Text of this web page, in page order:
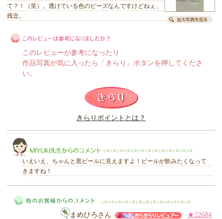
て？！（笑）。透けている色のビーズなんですけどねぇ、
残念。
このレビューは参考になりましたか？
このレビューが参考になったり
作品写真が気に入ったら「きらり」ボタンを押してくださ
い。
きらりポイントとは？
MIYUKI先生からのコメント
いえいえ、ちゃんと黒ビールに見えますよ！ビールが飲みたくなって
きますね！
まめひろさん ★22684